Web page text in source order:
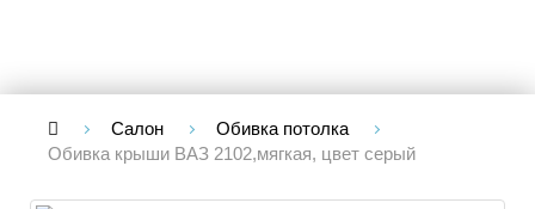
Салон
Обивка потолка
Обивка крыши ВАЗ 2102,мягкая, цвет серый